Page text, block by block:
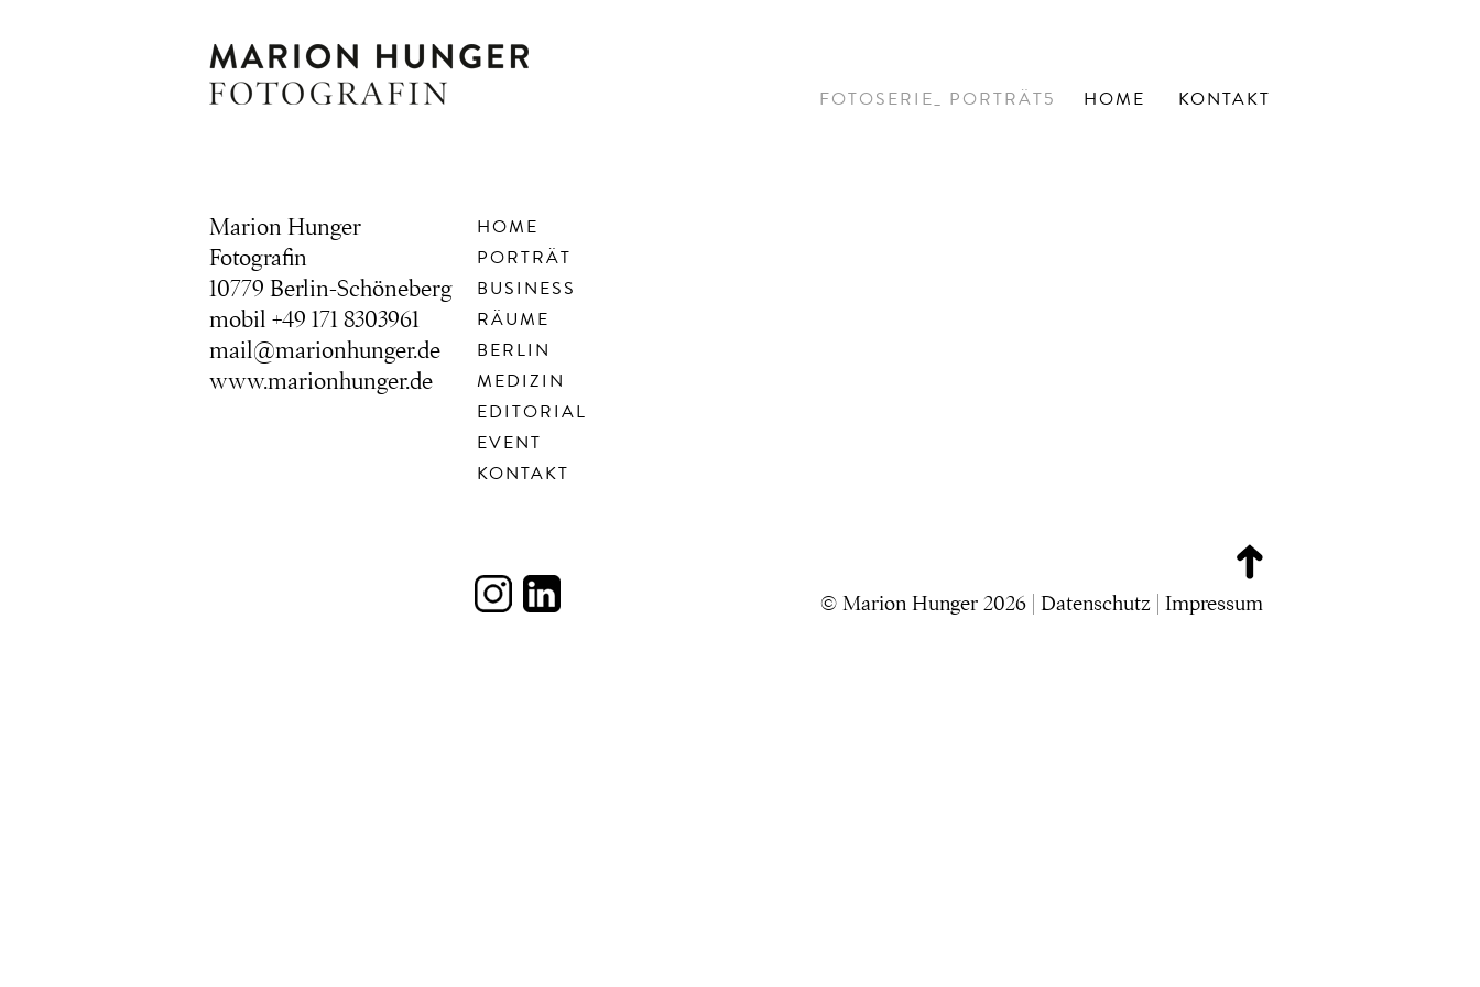
FOTOSERIE_ PORTRÄT5 HOME KONTAKT
Marion Hunger
Fotografin
10779 Berlin-Schöneberg
mobil +49 171 8303961
mail@marionhunger.de
www.marionhunger.de
HOME
PORTRÄT
BUSINESS
RÄUME
BERLIN
MEDIZIN
EDITORIAL
EVENT
KONTAKT
© Marion Hunger 2026 | Datenschutz Impressum